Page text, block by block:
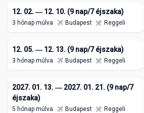
12. 02. ― 12. 10. (9 nap/7 éjszaka)
3 hónap múlva Budapest Reggeli
12. 05. ― 12. 13. (9 nap/7 éjszaka)
3 hónap múlva Budapest Reggeli
2027. 01. 13. ― 2027. 01. 21. (9 nap/7
éjszaka)
5 hónap múlva Budapest Reggeli